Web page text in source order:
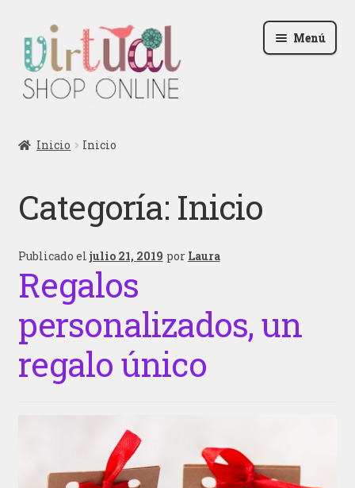
la
navegación
al
contenido
Menú
Contactar
Blog
Iniciar sesión
Inicio Inicio
Categoría: Inicio
Publicado el julio 21, 2019 por Laura
Regalos
personalizados, un
regalo único